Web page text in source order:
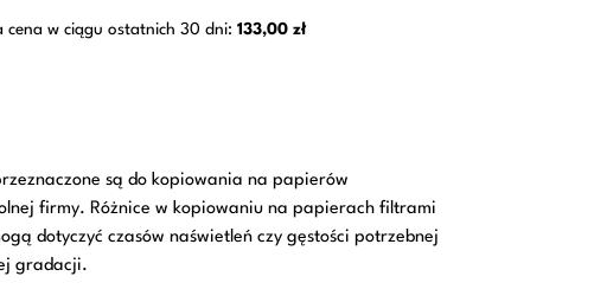
cena w ciągu ostatnich 30 dni: 133,00 zł
są do kopiowania na papierów
firmy. Różnice w kopiowaniu na papierach filtrami
dotyczyć czasów naświetleń czy gęstości potrzebnej
gradacji.